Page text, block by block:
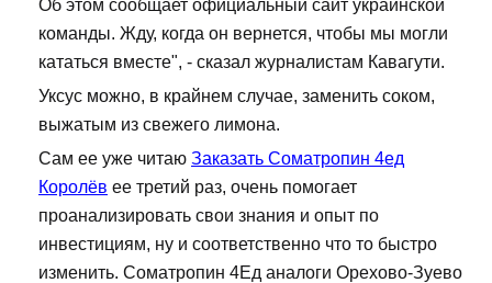
Об этом сообщает официальный сайт украинской
команды. Жду, когда он вернется, чтобы мы могли
кататься вместе", - сказал журналистам Кавагути.
Уксус можно, в крайнем случае, заменить соком,
выжатым из свежего лимона.
Сам ее уже читаю Заказать Cоматропин 4ед
Королёв ее третий раз, очень помогает
проанализировать свои знания и опыт по
инвестициям, ну и соответственно что то быстро
изменить. Cоматропин 4Ед аналоги Орехово-Зуево